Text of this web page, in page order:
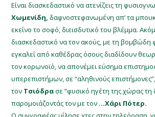
Είναι διασκεδαστικό να ατενίζεις τη
Χωμενίδη, δαφνοστεφανωμένη απ’ τα
εκείνο το σοφό, διεισδυτικό του βλέμμα.
διασκεδαστικό να τον ακούς, με τη βομβώδη
εγκαλεί από καθέδρας όσους διαδίδουν
τον κορωνοϊό, να απονέμει εύσημα
υπερεπιστήμων, σε “αληθινούς
τον Τσιόδρασε “φυσικό ηγέτη της χώρας τη
παρομοιάζοντάς τον με τον …Χάρι Πότερ.